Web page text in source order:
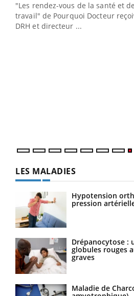
"Les rendez-vous de la santé et
travail" de Pourquoi Docteur
DRH et directeur ...
LES MALADIES
Hypotension
pression
Drépanocytose :
globules rouges
graves
Maladie de